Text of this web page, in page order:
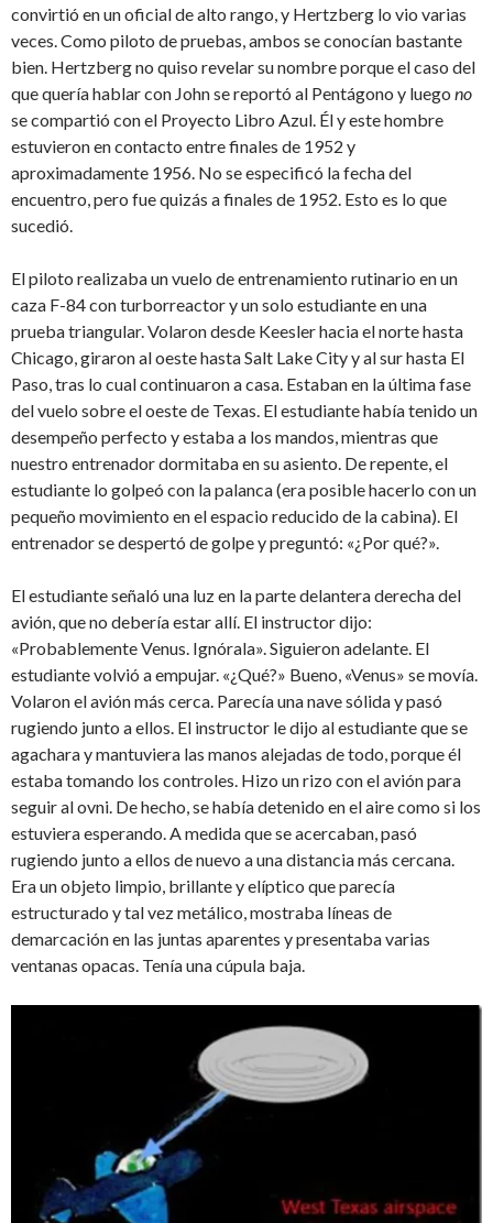
convirtió en un oficial de alto rango, y Hertzberg lo vio varias
veces. Como piloto de pruebas, ambos se conocían bastante
bien. Hertzberg no quiso revelar su nombre porque el caso del
que quería hablar con John se reportó al Pentágono y luego no
se compartió con el Proyecto Libro Azul. Él y este hombre
estuvieron en contacto entre finales de 1952 y
aproximadamente 1956. No se especificó la fecha del
encuentro, pero fue quizás a finales de 1952. Esto es lo que
sucedió.
El piloto realizaba un vuelo de entrenamiento rutinario en un
caza F-84 con turborreactor y un solo estudiante en una
prueba triangular. Volaron desde Keesler hacia el norte hasta
Chicago, giraron al oeste hasta Salt Lake City y al sur hasta El
Paso, tras lo cual continuaron a casa. Estaban en la última fase
del vuelo sobre el oeste de Texas. El estudiante había tenido un
desempeño perfecto y estaba a los mandos, mientras que
nuestro entrenador dormitaba en su asiento. De repente, el
estudiante lo golpeó con la palanca (era posible hacerlo con un
pequeño movimiento en el espacio reducido de la cabina). El
entrenador se despertó de golpe y preguntó: «¿Por qué?».
El estudiante señaló una luz en la parte delantera derecha del
avión, que no debería estar allí. El instructor dijo:
«Probablemente Venus. Ignórala». Siguieron adelante. El
estudiante volvió a empujar. «¿Qué?» Bueno, «Venus» se movía.
Volaron el avión más cerca. Parecía una nave sólida y pasó
rugiendo junto a ellos. El instructor le dijo al estudiante que se
agachara y mantuviera las manos alejadas de todo, porque él
estaba tomando los controles. Hizo un rizo con el avión para
seguir al ovni. De hecho, se había detenido en el aire como si los
estuviera esperando. A medida que se acercaban, pasó
rugiendo junto a ellos de nuevo a una distancia más cercana.
Era un objeto limpio, brillante y elíptico que parecía
estructurado y tal vez metálico, mostraba líneas de
demarcación en las juntas aparentes y presentaba varias
ventanas opacas. Tenía una cúpula baja.